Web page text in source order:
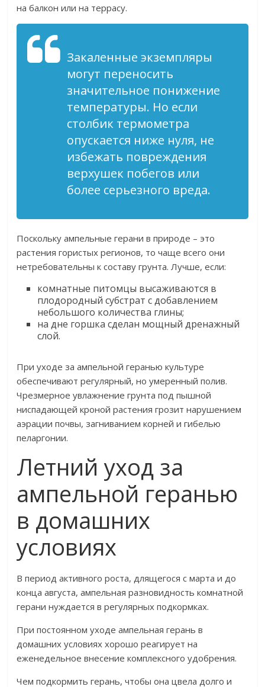
на балкон или на террасу.
Закаленные экземпляры
могут переносить
значительное понижение
температуры. Но если
столбик термометра
опускается ниже нуля, не
избежать повреждения
верхушек побегов или
более серьезного вреда.
Поскольку ампельные герани в природе – это
растения гористых регионов, то чаще всего они
нетребовательны к составу грунта. Лучше, если:
комнатные питомцы высаживаются в
плодородный субстрат с добавлением
небольшого количества глины;
на дне горшка сделан мощный дренажный
слой.
При уходе за ампельной геранью культуре
обеспечивают регулярный, но умеренный полив.
Чрезмерное увлажнение грунта под пышной
ниспадающей кроной растения грозит нарушением
аэрации почвы, загниванием корней и гибелью
пеларгонии.
Летний уход за
ампельной геранью
в домашних
условиях
В период активного роста, длящегося с марта и до
конца августа, ампельная разновидность комнатной
герани нуждается в регулярных подкормках.
При постоянном уходе ампельная герань в
домашних условиях хорошо реагирует на
еженедельное внесение комплексного удобрения.
Чем подкормить герань, чтобы она цвела долго и